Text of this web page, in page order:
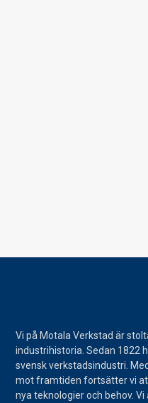
Vi på Motala Verkstad är
industrihistoria. Sedan 1822
svensk verkstadsindustri.
mot framtiden fortsätter vi
nya teknologier och behov.